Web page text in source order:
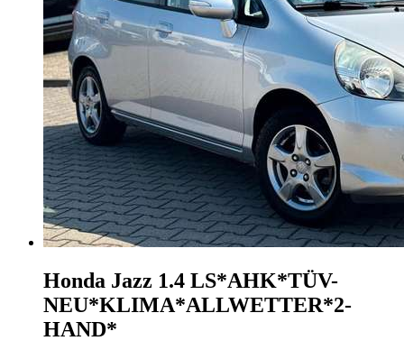
Honda Jazz 1.4 LS*AHK*TÜV-
NEU*KLIMA*ALLWETTER*2-
HAND*